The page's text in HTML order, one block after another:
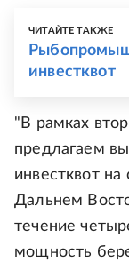
ЧИТАЙТЕ ТАКЖЕ
инвестквот
"В рамках
предлагаем
инвестквот на
Дальнем
течение
мощность